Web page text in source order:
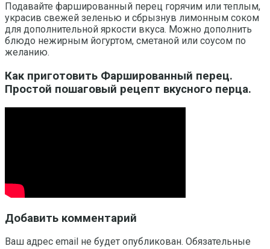
Подавайте фаршированный перец горячим или теплым,
украсив свежей зеленью и сбрызнув лимонным соком
для дополнительной яркости вкуса. Можно дополнить
блюдо нежирным йогуртом, сметаной или соусом по
желанию.
Как приготовить Фаршированный перец.
Простой пошаговый рецепт вкусного перца.
Добавить комментарий
Ваш адрес email не будет опубликован. Обязательные